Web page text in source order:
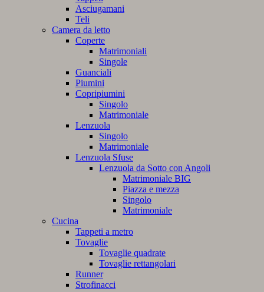
Asciugamani
Teli
Camera da letto
Coperte
Matrimoniali
Singole
Guanciali
Piumini
Copripiumini
Singolo
Matrimoniale
Lenzuola
Singolo
Matrimoniale
Lenzuola Sfuse
Lenzuola da Sotto con Angoli
Matrimoniale BIG
Piazza e mezza
Singolo
Matrimoniale
Cucina
Tappeti a metro
Tovaglie
Tovaglie quadrate
Tovaglie rettangolari
Runner
Strofinacci